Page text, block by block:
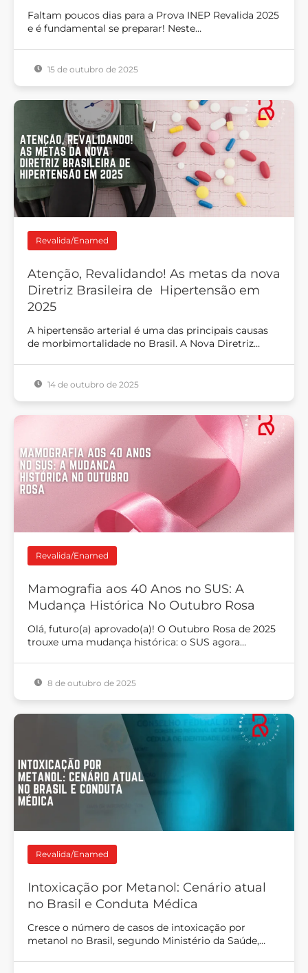
Faltam poucos dias para a Prova INEP Revalida 2025
e é fundamental se preparar! Neste…
15 de outubro de 2025
Revalida/Enamed
Atenção, Revalidando! As metas da nova
Diretriz Brasileira de Hipertensão em
2025
A hipertensão arterial é uma das principais causas
de morbimortalidade no Brasil. A Nova Diretriz…
14 de outubro de 2025
Revalida/Enamed
Mamografia aos 40 Anos no SUS: A
Mudança Histórica No Outubro Rosa
Olá, futuro(a) aprovado(a)! O Outubro Rosa de 2025
trouxe uma mudança histórica: o SUS agora…
8 de outubro de 2025
Revalida/Enamed
Intoxicação por Metanol: Cenário atual
no Brasil e Conduta Médica
Cresce o número de casos de intoxicação por
metanol no Brasil, segundo Ministério da Saúde,…